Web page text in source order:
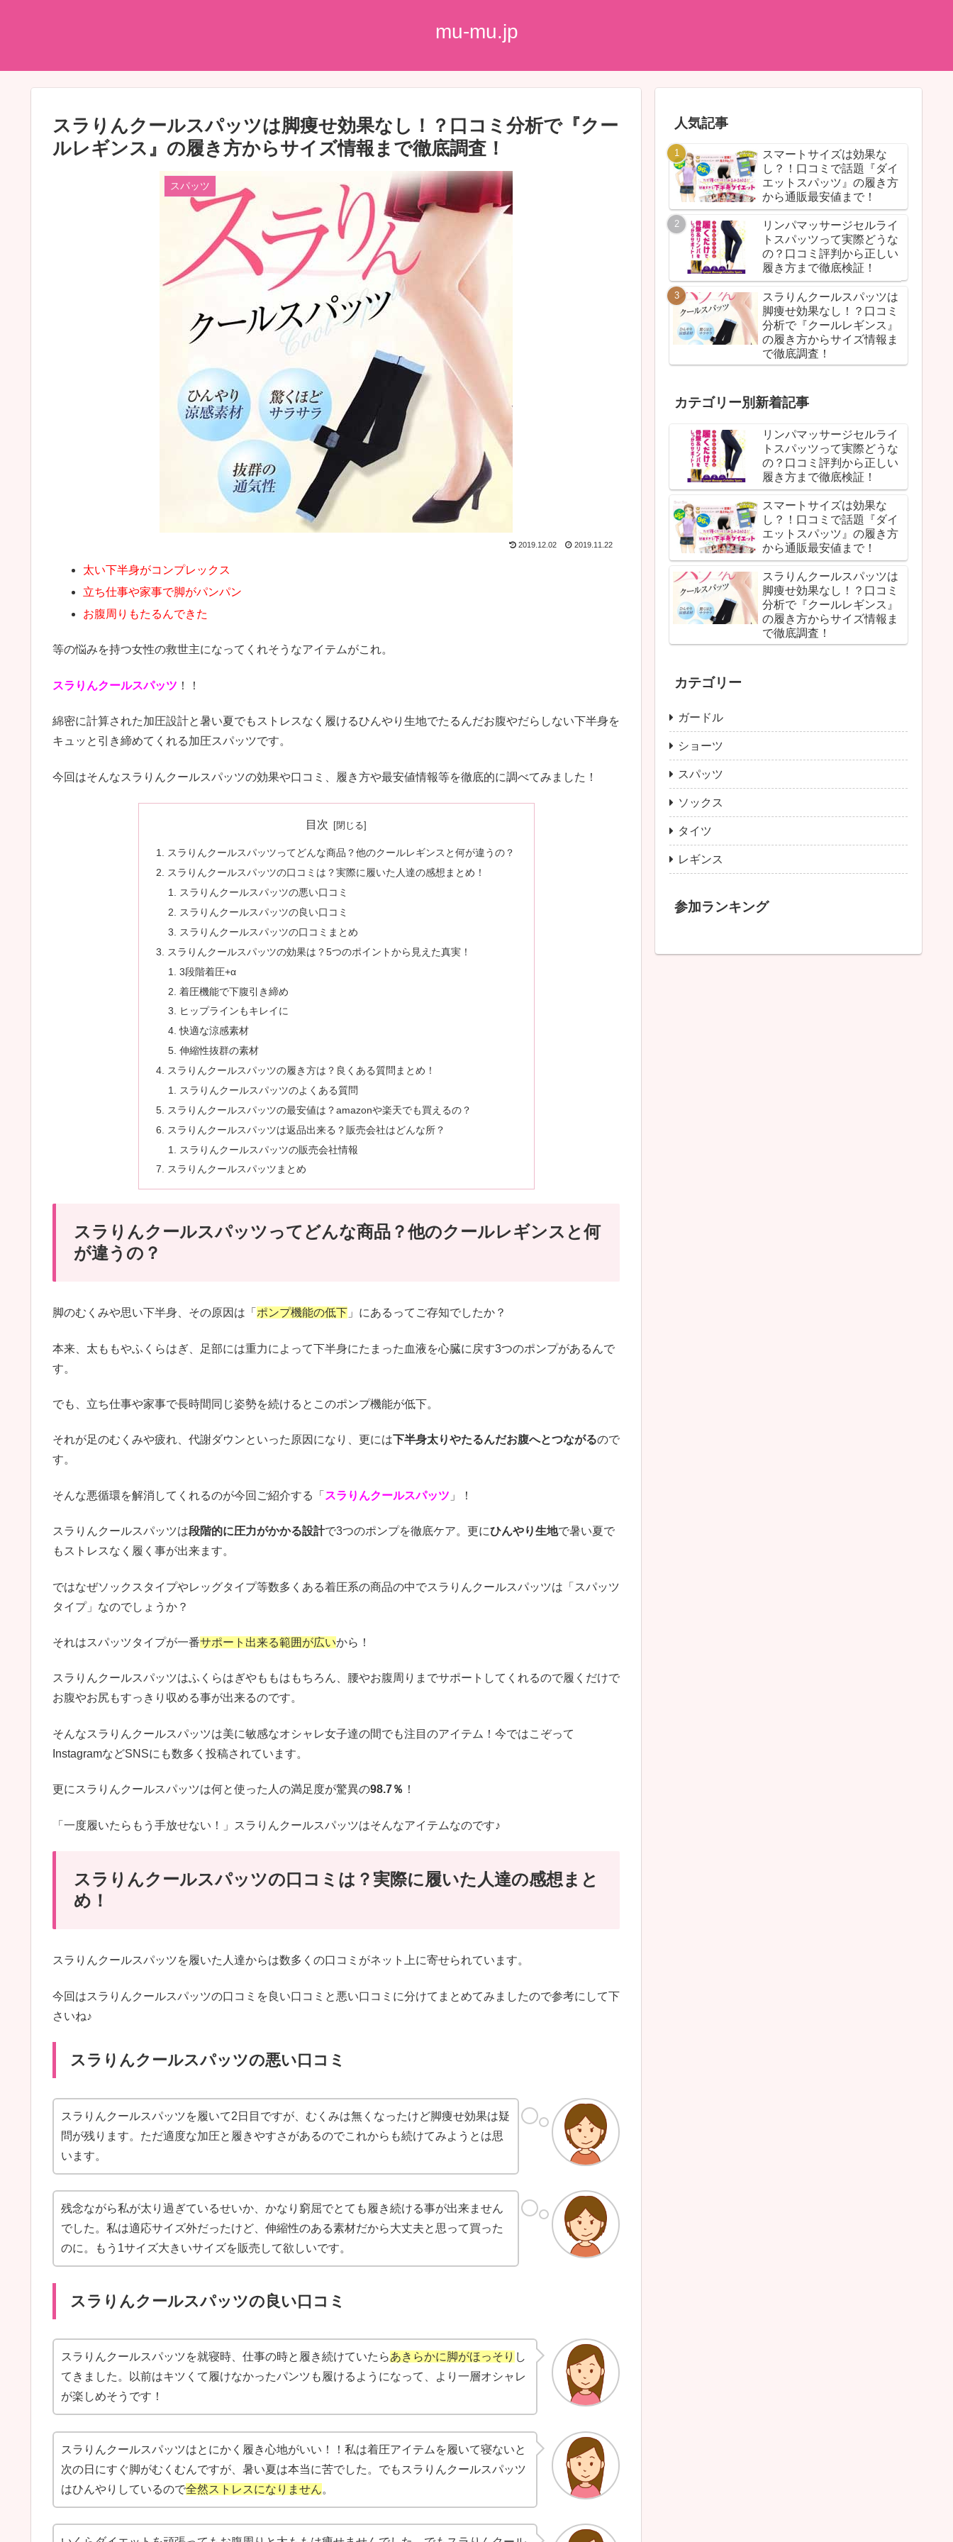
mu-mu.jp
スラりんクールスパッツは脚痩せ効果なし！？口コミ分析で『クー
ルレギンス』の履き方からサイズ情報まで徹底調査！
スパッツ
2019.12.02 2019.11.22
太い下半身がコンプレックス
立ち仕事や家事で脚がパンパン
お腹周りもたるんできた
等の悩みを持つ女性の救世主になってくれそうなアイテムがこれ。
スラりんクールスパッツ ！！
綿密に計算された加圧設計と暑い夏でもストレスなく履けるひんやり生地でたるんだお腹やだらしない下半身を
キュッと引き締めてくれる加圧スパッツです。
今回はそんなスラりんクールスパッツの効果や口コミ、履き方や最安値情報等を徹底的に調べてみました！
目次
スラりんクールスパッツってどんな商品？他のクールレギンスと何が違うの？
スラりんクールスパッツの口コミは？実際に履いた人達の感想まとめ！
スラりんクールスパッツの悪い口コミ
スラりんクールスパッツの良い口コミ
スラりんクールスパッツの口コミまとめ
スラりんクールスパッツの効果は？5つのポイントから見えた真実！
3段階着圧+α
着圧機能で下腹引き締め
ヒップラインもキレイに
快適な涼感素材
伸縮性抜群の素材
スラりんクールスパッツの履き方は？良くある質問まとめ！
スラりんクールスパッツのよくある質問
スラりんクールスパッツの最安値は？amazonや楽天でも買えるの？
スラりんクールスパッツは返品出来る？販売会社はどんな所？
スラりんクールスパッツの販売会社情報
スラりんクールスパッツまとめ
スラりんクールスパッツってどんな商品？他のクールレギンスと何
が違うの？
脚のむくみや思い下半身、その原因は「 ポンプ機能の低下 」にあるってご存知でしたか？
本来、太ももやふくらはぎ、足部には重力によって下半身にたまった血液を心臓に戻す3つのポンプがあるんで
す。
でも、立ち仕事や家事で長時間同じ姿勢を続けるとこのポンプ機能が低下。
それが足のむくみや疲れ、代謝ダウンといった原因になり、更には 下半身太りやたるんだお腹へとつながるので
す。
そんな悪循環を解消してくれるのが今回ご紹介する「 スラりんクールスパッツ 」！
スラりんクールスパッツは段階的に圧力がかかる設計で3つのポンプを徹底ケア。更にひんやり生地で暑い夏で
もストレスなく履く事が出来ます。
ではなぜソックスタイプやレッグタイプ等数多くある着圧系の商品の中でスラりんクールスパッツは「スパッツ
タイプ」なのでしょうか？
それはスパッツタイプが一番サポート出来る範囲が広いから！
スラりんクールスパッツはふくらはぎやももはもちろん、腰やお腹周りまでサポートしてくれるので履くだけで
お腹やお尻もすっきり収める事が出来るのです。
そんなスラりんクールスパッツは美に敏感なオシャレ女子達の間でも注目のアイテム！今ではこぞって
InstagramなどSNSにも数多く投稿されています。
更にスラりんクールスパッツは何と使った人の満足度が驚異の98.7％ ！
「一度履いたらもう手放せない！」スラりんクールスパッツはそんなアイテムなのです♪
スラりんクールスパッツの口コミは？実際に履いた人達の感想まと
め！
スラりんクールスパッツを履いた人達からは数多くの口コミがネット上に寄せられています。
今回はスラりんクールスパッツの口コミを良い口コミと悪い口コミに分けてまとめてみましたので参考にして下
さいね♪
スラりんクールスパッツの悪い口コミ
スラりんクールスパッツを履いて2日目ですが、むくみは無くなったけど脚痩せ効果は疑
問が残ります。ただ適度な加圧と履きやすさがあるのでこれからも続けてみようとは思
います。
残念ながら私が太り過ぎているせいか、かなり窮屈でとても履き続ける事が出来ません
でした。私は適応サイズ外だったけど、伸縮性のある素材だから大丈夫と思って買った
のに。もう1サイズ大きいサイズを販売して欲しいです。
スラりんクールスパッツの良い口コミ
スラりんクールスパッツを就寝時、仕事の時と履き続けていたらあきらかに脚がほっそり し
てきました。以前はキツくて履けなかったパンツも履けるようになって、より一層オシャレ
が楽しめそうです！
スラりんクールスパッツはとにかく履き心地がいい！！私は着圧アイテムを履いて寝ないと
次の日にすぐ脚がむくむんですが、暑い夏は本当に苦でした。でもスラりんクールスパッツ
はひんやりしているので全然ストレスになりません。
人気記事
スマートサイズは効果な
し？！口コミで話題『ダイ
エットスパッツ』の履き方
から通販最安値まで！
リンパマッサージセルライ
トスパッツって実際どうな
の？口コミ評判から正しい
履き方まで徹底検証！
スラりんクールスパッツは
脚痩せ効果なし！？口コミ
分析で『クールレギンス』
の履き方からサイズ情報ま
で徹底調査！
カテゴリー別新着記事
リンパマッサージセルライ
トスパッツって実際どうな
の？口コミ評判から正しい
履き方まで徹底検証！
スマートサイズは効果な
し？！口コミで話題『ダイ
エットスパッツ』の履き方
から通販最安値まで！
スラりんクールスパッツは
脚痩せ効果なし！？口コミ
分析で『クールレギンス』
の履き方からサイズ情報ま
で徹底調査！
カテゴリー
ガードル
ショーツ
スパッツ
ソックス
タイツ
レギンス
参加ランキング